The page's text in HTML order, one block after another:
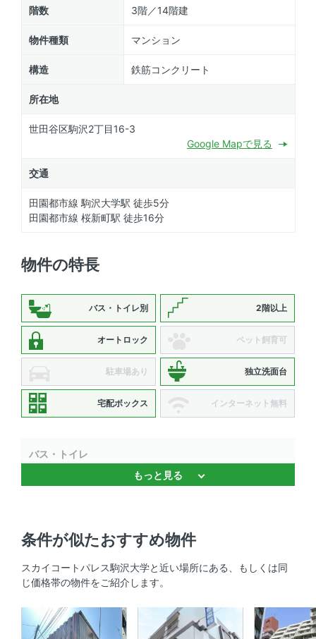
階数 3階／14階建
物件種類 マンション
構造 鉄筋コンクリート
所在地
世田谷区駒沢2丁目16-3
Google Mapで見る
交通
田園都市線 駒沢大学駅 徒歩5分
田園都市線 桜新町駅 徒歩16分
物件の特長
バス・トイレ別 2階以上
オートロック ペット飼育可
駐車場あり 独立洗面台
宅配ボックス インターネット無料
バス・トイレ
バストイレ別 、 浴室乾燥機 、 追焚機能 、 温水洗浄便座
セキュリティ
オートロック 、 ＴＶモニタ付きインターホン
もっと見る
条件が似たおすすめ物件
スカイコートパレス駒沢大学と近い場所にある、もしくは同
じ価格帯の物件をご紹介します。